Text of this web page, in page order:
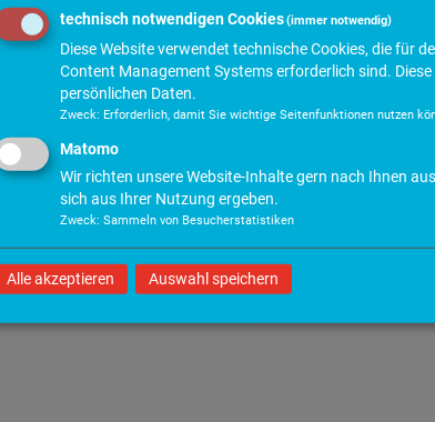
Lippe e. V. werden möchten, so füllen Sie bitte das
dieses postalisch zu. Wir werden Ihnen dann gerne die
und alles Weitere veranlassen.
technisch notwendigen Cookies(immer notwendig)
Diese Website verwendet technische Cookies, die für
Content Management Systems erforderlich sind.
persönlichen Daten.
Zweck: Erforderlich, damit Sie wichtige Seitenfunktionen nutzen
Matomo
Wir richten unsere Website-Inhalte gern nach Ihnen
sich aus Ihrer Nutzung ergeben.
Zweck: Sammeln von Besucherstatistiken
Alle akzeptieren Auswahl speichern